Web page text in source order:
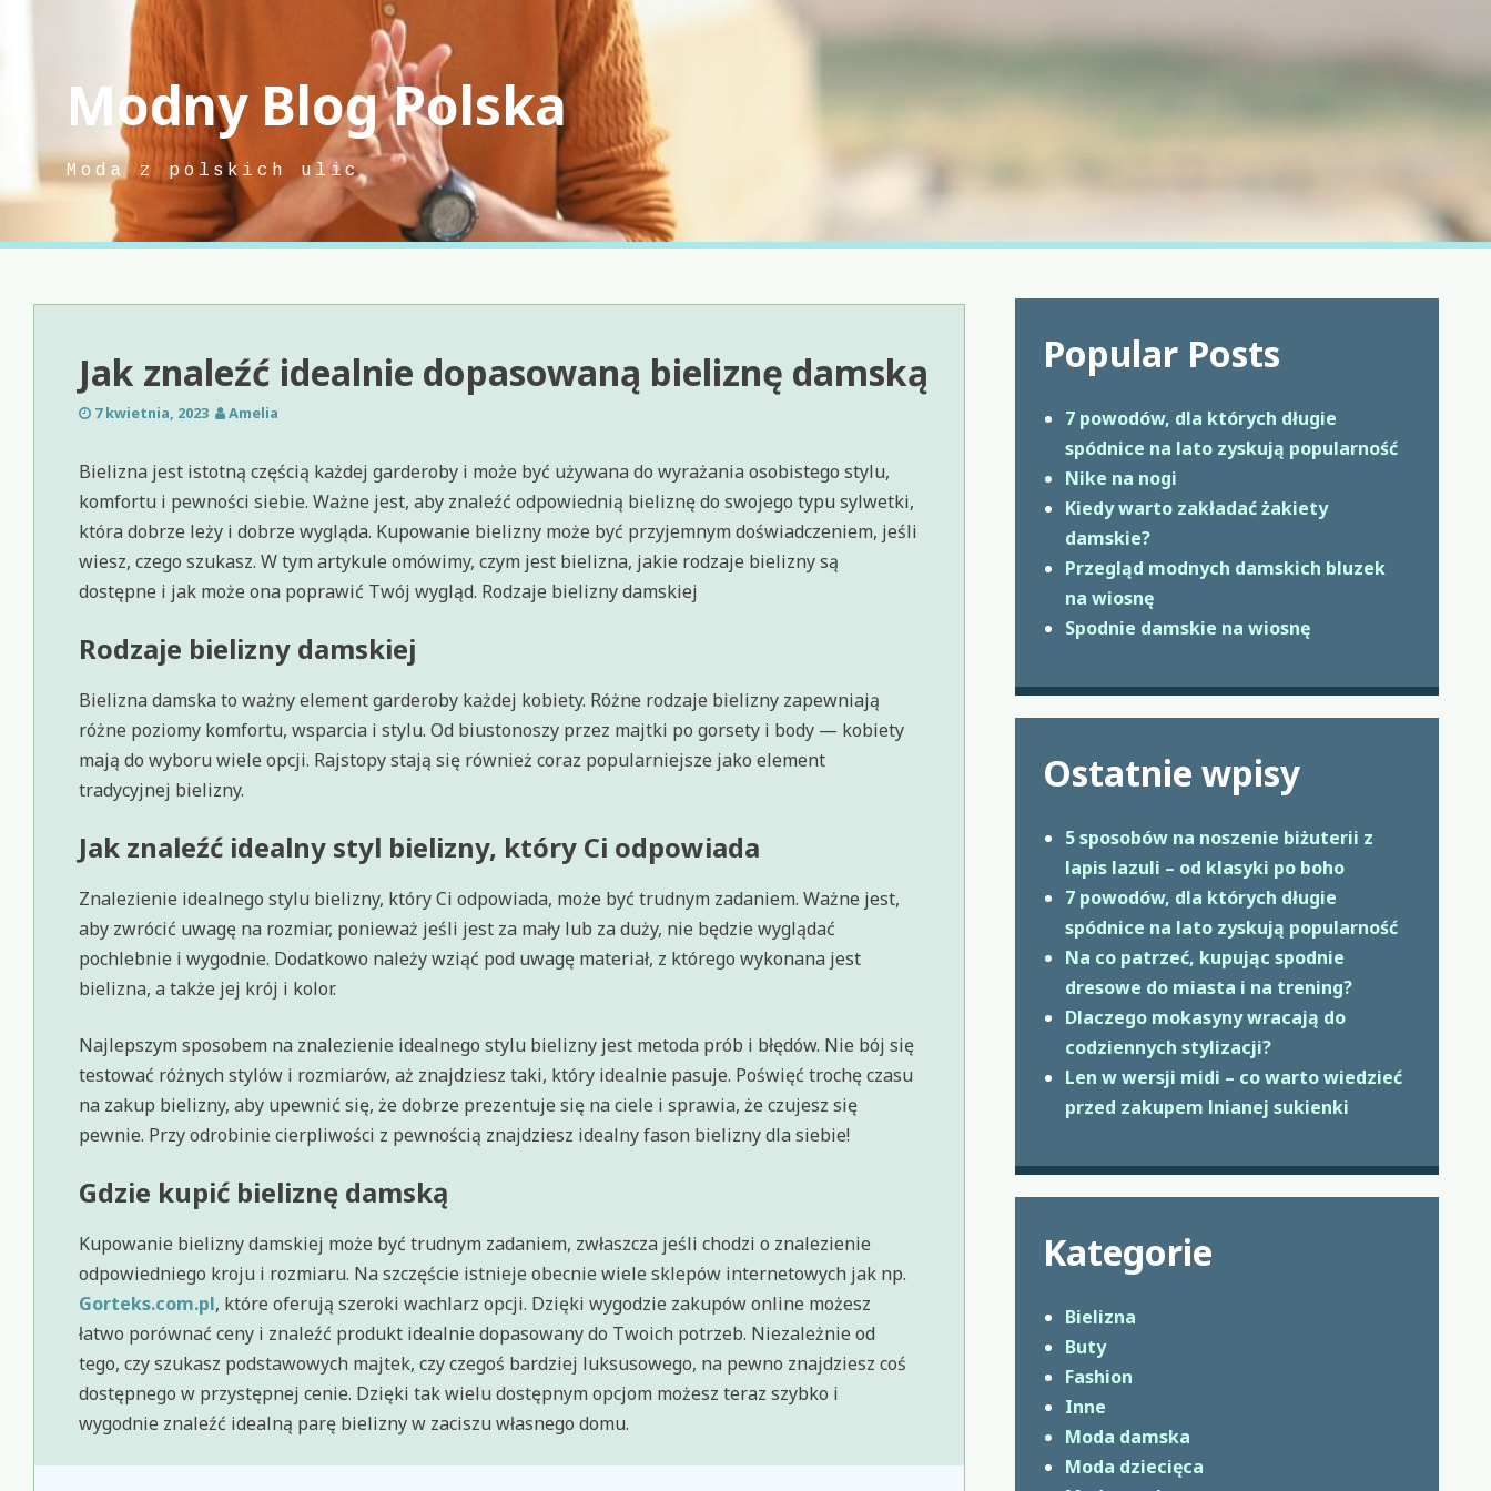
Modny Blog Polska
Moda z polskich ulic
Jak znaleźć idealnie dopasowaną bieliznę damską
7 kwietnia, 2023 Amelia
Bielizna jest istotną częścią każdej garderoby i może być używana do wyrażania osobistego stylu,
komfortu i pewności siebie. Ważne jest, aby znaleźć odpowiednią bieliznę do swojego typu sylwetki,
która dobrze leży i dobrze wygląda. Kupowanie bielizny może być przyjemnym doświadczeniem, jeśli
wiesz, czego szukasz. W tym artykule omówimy, czym jest bielizna, jakie rodzaje bielizny są
dostępne i jak może ona poprawić Twój wygląd. Rodzaje bielizny damskiej
Rodzaje bielizny damskiej
Bielizna damska to ważny element garderoby każdej kobiety. Różne rodzaje bielizny zapewniają
różne poziomy komfortu, wsparcia i stylu. Od biustonoszy przez majtki po gorsety i body — kobiety
mają do wyboru wiele opcji. Rajstopy stają się również coraz popularniejsze jako element
tradycyjnej bielizny.
Jak znaleźć idealny styl bielizny, który Ci odpowiada
Znalezienie idealnego stylu bielizny, który Ci odpowiada, może być trudnym zadaniem. Ważne jest,
aby zwrócić uwagę na rozmiar, ponieważ jeśli jest za mały lub za duży, nie będzie wyglądać
pochlebnie i wygodnie. Dodatkowo należy wziąć pod uwagę materiał, z którego wykonana jest
bielizna, a także jej krój i kolor.
Najlepszym sposobem na znalezienie idealnego stylu bielizny jest metoda prób i błędów. Nie bój się
testować różnych stylów i rozmiarów, aż znajdziesz taki, który idealnie pasuje. Poświęć trochę czasu
na zakup bielizny, aby upewnić się, że dobrze prezentuje się na ciele i sprawia, że czujesz się
pewnie. Przy odrobinie cierpliwości z pewnością znajdziesz idealny fason bielizny dla siebie!
Gdzie kupić bieliznę damską
Kupowanie bielizny damskiej może być trudnym zadaniem, zwłaszcza jeśli chodzi o znalezienie
odpowiedniego kroju i rozmiaru. Na szczęście istnieje obecnie wiele sklepów internetowych jak np.
Gorteks.com.pl, które oferują szeroki wachlarz opcji. Dzięki wygodzie zakupów online możesz
łatwo porównać ceny i znaleźć produkt idealnie dopasowany do Twoich potrzeb. Niezależnie od
tego, czy szukasz podstawowych majtek, czy czegoś bardziej luksusowego, na pewno znajdziesz coś
dostępnego w przystępnej cenie. Dzięki tak wielu dostępnym opcjom możesz teraz szybko i
wygodnie znaleźć idealną parę bielizny w zaciszu własnego domu.
Popular Posts
7 powodów, dla których długie
spódnice na lato zyskują popularność
Nike na nogi
Kiedy warto zakładać żakiety
damskie?
Przegląd modnych damskich bluzek
na wiosnę
Spodnie damskie na wiosnę
Ostatnie wpisy
5 sposobów na noszenie biżuterii z
lapis lazuli – od klasyki po boho
7 powodów, dla których długie
spódnice na lato zyskują popularność
Na co patrzeć, kupując spodnie
dresowe do miasta i na trening?
Dlaczego mokasyny wracają do
codziennych stylizacji?
Len w wersji midi – co warto wiedzieć
przed zakupem lnianej sukienki
Kategorie
Bielizna
Buty
Fashion
Inne
Moda damska
Moda dziecięca